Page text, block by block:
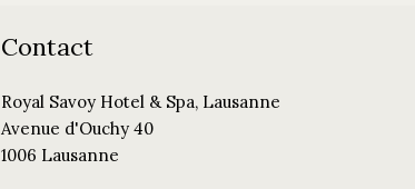
Contact
Royal Savoy Hotel & Spa, Lausanne
Avenue d'Ouchy 40
1006 Lausanne